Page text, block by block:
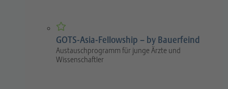
GOTS-Asia-Fellowship – by Bauerfeind
Austauschprogramm für junge Ärzte und
Wissenschaftler